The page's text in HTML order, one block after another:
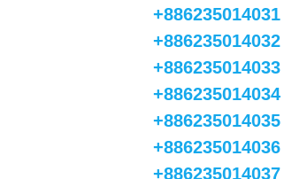
+886235014031
+886235014032
+886235014033
+886235014034
+886235014035
+886235014036
+886235014037